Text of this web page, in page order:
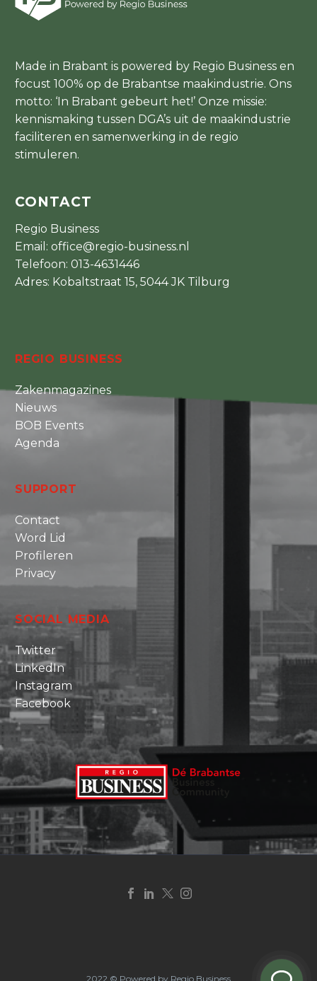
Made in Brabant is powered by Regio Business en
focust 100% op de Brabantse maakindustrie. Ons
motto: ‘In Brabant gebeurt het!’ Onze missie:
kennismaking tussen DGA’s uit de maakindustrie
faciliteren en samenwerking in de regio
stimuleren.
CONTACT
Regio Business
Email: office@regio-business.nl
Telefoon: 013-4631446
Adres: Kobaltstraat 15, 5044 JK Tilburg
REGIO BUSINESS
Zakenmagazines
Nieuws
BOB Events
Agenda
SUPPORT
Contact
Word Lid
Profileren
Privacy
SOCIAL MEDIA
Twitter
LinkedIn
Instagram
Facebook
2022 © Powered by Regio Business